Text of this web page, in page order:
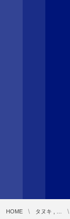
HOME タヌキ , …